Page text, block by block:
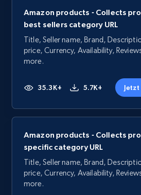
Amazon products - Collects
best sellers category URL
Title, Seller name, Brand,
price, Currency, Availability,
more.
35.3K+ 5.7K+
Amazon products - Collects
specific category URL
Title, Seller name, Brand,
price, Currency, Availability,
more.